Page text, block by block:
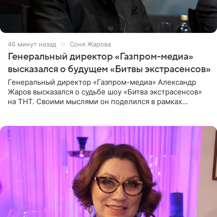
46 минут назад Соня Жарова
Генеральный директор «Газпром-медиа»
высказался о будущем «Битвы экстрасенсов»
Генеральный директор «Газпром-медиа» Александр
Жаров высказался о судьбе шоу «Битва экстрасенсов»
на ТНТ. Своими мыслями он поделился в рамках